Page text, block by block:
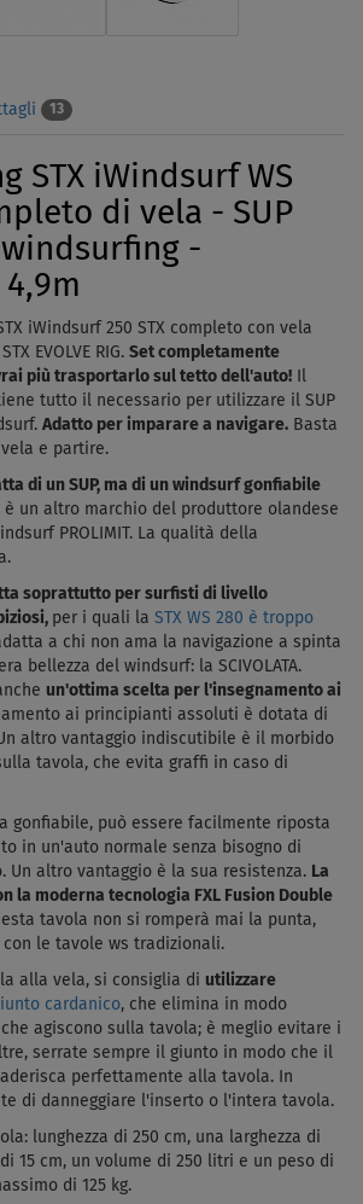
13
STX iWindsurf WS
di vela - SUP
-
iWindsurf 250 STX completo con vela
EVOLVE RIG. Set completamente
più trasportarlo sul tetto dell'auto! Il
tutto il necessario per utilizzare il SUP
Adatto per imparare a navigare. Basta
e partire.
di un SUP, ma di un windsurf gonfiabile
è un altro marchio del produttore olandese
PROLIMIT. La qualità della
soprattutto per surfisti di livello
per i quali la STX WS 280 è troppo
a chi non ama la navigazione a spinta
bellezza del windsurf: la SCIVOLATA.
un'ottima scelta per l'insegnamento ai
ai principianti assoluti è dotata di
altro vantaggio indiscutibile è il morbido
tavola, che evita graffi in caso di
gonfiabile, può essere facilmente riposta
in un'auto normale senza bisogno di
Un altro vantaggio è la sua resistenza. La
la moderna tecnologia FXL Fusion Double
tavola non si romperà mai la punta,
con le tavole ws tradizionali.
alla vela, si consiglia di utilizzare
cardanico, che elimina in modo
agiscono sulla tavola; è meglio evitare i
serrate sempre il giunto in modo che il
perfettamente alla tavola. In
di danneggiare l'inserto o l'intera tavola.
lunghezza di 250 cm, una larghezza di
15 cm, un volume di 250 litri e un peso di
di 125 kg.